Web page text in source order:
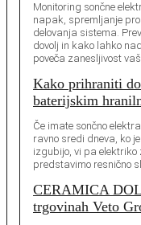
Monitoring sončne
napak, spremljanje
delovanja sistema.
dovolj in kako lahko
poveča zanesljivost
Kako prihraniti
baterijskim
Če imate sončno
ravno sredi dneva, ko
izgubijo, vi pa elektriko
predstavimo resnično
CERAMICA
trgovinah Veto